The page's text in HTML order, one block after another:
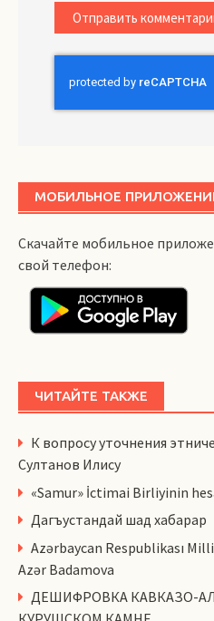
МОБИЛЬНОЕ
Скачайте мобильное
свой телефон:
ЧИТАЙТЕ ТАКЖЕ
К вопросу уточнения
Султанов Илису
«Samur» İctimai Birliyinin
Дагъустандай шад хабарар
Azərbaycan Respublikası
Azər Badamova
ДЕШИФРОВКА КАВКАЗО-